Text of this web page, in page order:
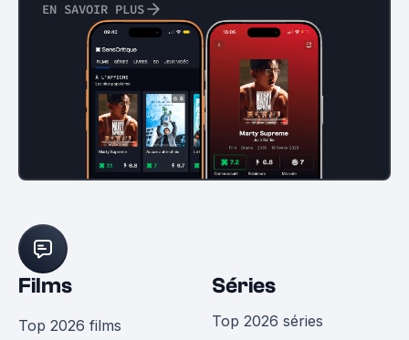
EN SAVOIR PLUS
Films
Top 2026 films
Séries
Top 2026 séries